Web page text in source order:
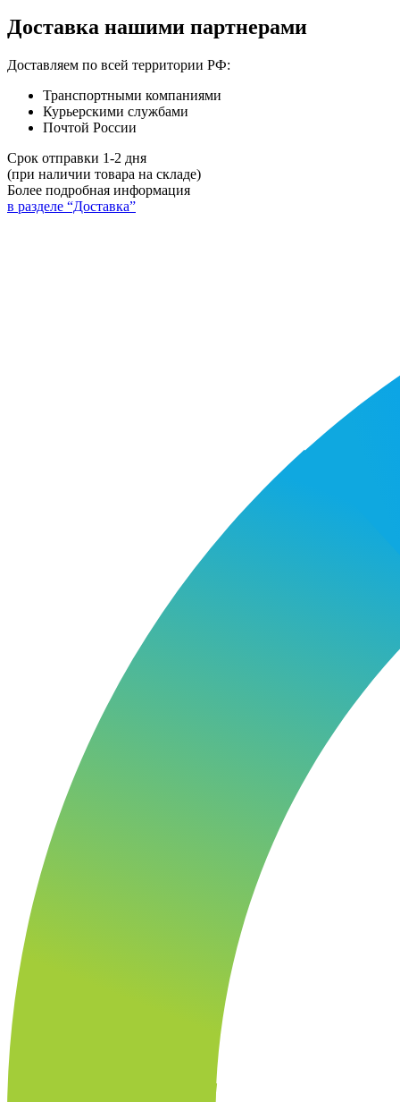
Доставка нашими партнерами
Доставляем по всей территории РФ:
Транспортными компаниями
Курьерскими службами
Почтой России
Срок отправки 1-2 дня
(при наличии товара на складе)
Более подробная информация
в разделе “Доставка”